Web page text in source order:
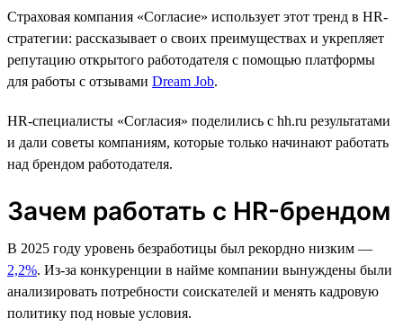
Страховая компания «Согласие» использует этот тренд в HR-
стратегии: рассказывает о своих преимуществах и укрепляет
репутацию открытого работодателя с помощью платформы
для работы с отзывами Dream Job.
HR-cпециалисты «Согласия» поделились с hh.ru результатами
и дали советы компаниям, которые только начинают работать
над брендом работодателя.
Зачем работать с HR-брендом
В 2025 году уровень безработицы был рекордно низким —
2,2%. Из-за конкуренции в найме компании вынуждены были
анализировать потребности соискателей и менять кадровую
политику под новые условия.